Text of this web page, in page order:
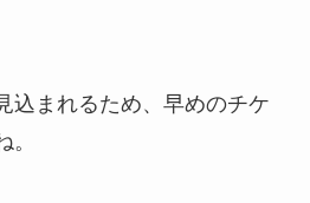
込まれるため、早めのチケ